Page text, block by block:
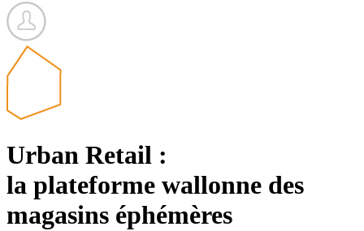
Urban Retail :
la plateforme wallonne des
magasins éphémères